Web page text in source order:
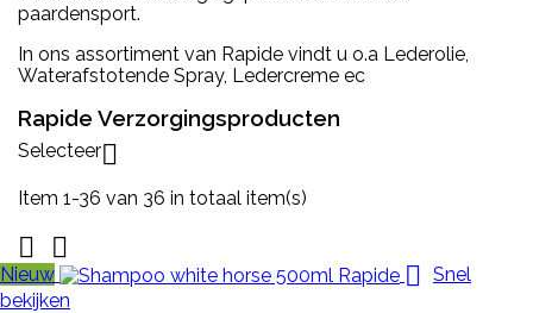
paardensport.
In ons assortiment van Rapide vindt u o.a Lederolie,
Waterafstotende Spray, Ledercreme ec
Rapide Verzorgingsproducten
Selecteer
Item 1-36 van 36 in totaal item(s)
 
Nieuw  Snel
bekijken